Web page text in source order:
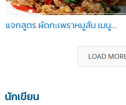
แจกสูตร ผัดกะเพราหมูสับ เมนู...
นักเขียน